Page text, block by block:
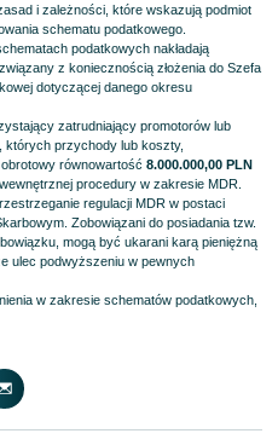
i zależności, które wskazują podmiot
schematu podatkowego.
podatkowych nakładają
z koniecznością złożenia do Szefa
dotyczącej danego okresu
zatrudniający promotorów lub
których przychody lub koszty,
równowartość8.000.000,00 PLN
procedury w zakresie MDR.
regulacji MDR w postaci
Zobowiązani do posiadania tzw.
mogą być ukarani karą pieniężną
ulec podwyższeniu w pewnych
w zakresie schematów podatkowych,